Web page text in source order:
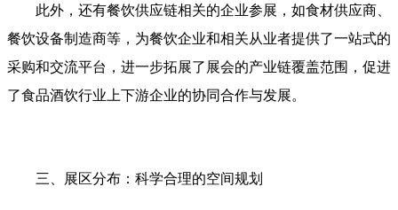
此外，还有餐饮供应链相关的企业参展，如食材供应商、
餐饮设备制造商等，为餐饮企业和相关从业者提供了一站式的
采购和交流平台，进一步拓展了展会的产业链覆盖范围，促进
了食品酒饮行业上下游企业的协同合作与发展。
三、展区分布：科学合理的空间规划